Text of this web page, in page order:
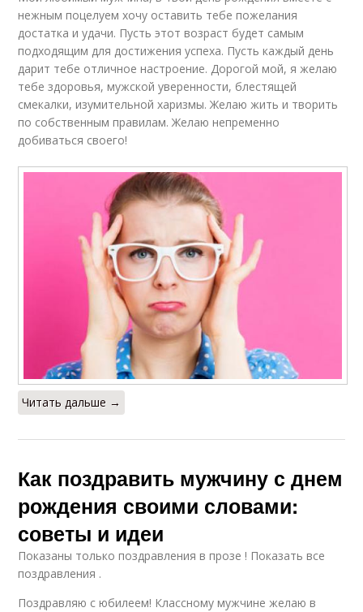
нежным поцелуем хочу оставить тебе пожелания
достатка и удачи. Пусть этот возраст будет самым
подходящим для достижения успеха. Пусть каждый день
дарит тебе отличное настроение. Дорогой мой, я желаю
тебе здоровья, мужской уверенности, блестящей
смекалки, изумительной харизмы. Желаю жить и творить
по собственным правилам. Желаю непременно
добиваться своего!
Читать дальше →
Как поздравить мужчину с днем
рождения своими словами:
советы и идеи
Показаны только поздравления в прозе ! Показать все
поздравления .
Поздравляю с юбилеем! Классному мужчине желаю в